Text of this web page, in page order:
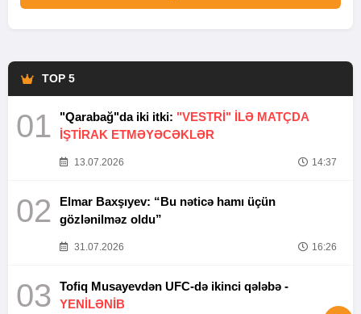
TOP 5
01 "Qarabağ"da iki itki: "VESTRİ" İLƏ MATÇDA
İŞTİRAK ETMƏYƏCƏKLƏR
13.07.2026 14:37
02
Elmar Baxşıyev: “Bu nəticə hamı üçün
gözlənilməz oldu”
31.07.2026 16:26
03
Tofiq Musayevdən UFC-də ikinci qələbə -
YENİLƏNİB